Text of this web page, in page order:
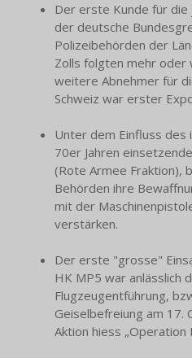
Der erste Kunde für
der deutsche
Polizeibehörden der
Zolls folgten mehr oder
weitere Abnehmer für
Schweiz war erster
Unter dem Einfluss des
70er Jahren
(Rote Armee Fraktion),
Behörden ihre
mit der
verstärken.
Der erste "grosse"
HK MP5 war anlässlich
Flugzeugentführung,
Geiselbefreiung am 17.
Aktion hiess „Operation